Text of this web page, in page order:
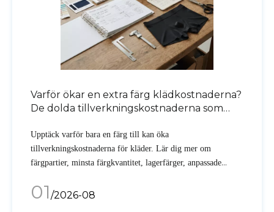
Varför ökar en extra färg klädkostnaderna?
De dolda tillverkningskostnaderna som
Upptäck varför bara en färg till kan öka
tillverkningskostnaderna för kläder. Lär dig mer om
färgpartier, minsta färgkvantitet, lagerfärger, anpassade
minska produktionskostnaderna.
01 /2026-08